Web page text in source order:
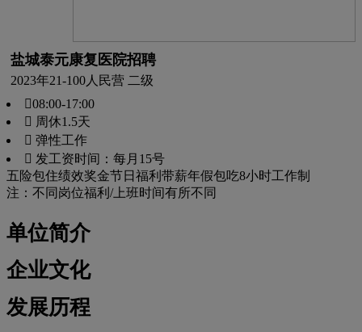
盐城泰元康复医院招聘
2023年21-100人 民营 二级
08:00-17:00
 周休1.5天
 弹性工作
 发工资时间：每月15号
五险包住绩效奖金节日福利 带薪年假包吃8小时工作制
注：不同岗位福利/上班时间有所不同
单位简介
企业文化
发展历程